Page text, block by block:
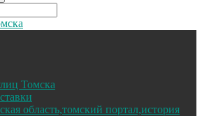
Томска
область,томский портал,история